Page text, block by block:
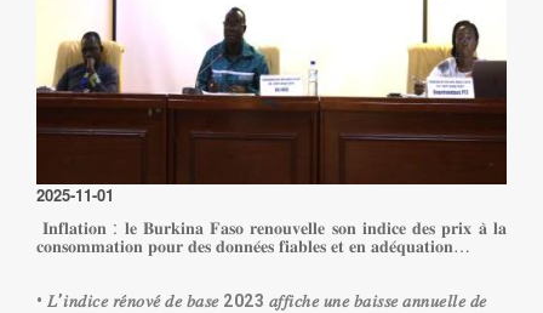
2025-11-01
𝐈𝐧𝐟𝐥𝐚𝐭𝐢𝐨𝐧 : 𝐥𝐞 𝐁𝐮𝐫𝐤𝐢𝐧𝐚 𝐅𝐚𝐬𝐨 𝐫𝐞𝐧𝐨𝐮𝐯𝐞𝐥𝐥𝐞 𝐬𝐨𝐧 𝐢𝐧𝐝𝐢𝐜𝐞 𝐝𝐞𝐬 𝐩𝐫𝐢𝐱 𝐚̀ 𝐥𝐚
𝐜𝐨𝐧𝐬𝐨𝐦𝐦𝐚𝐭𝐢𝐨𝐧 𝐩𝐨𝐮𝐫 𝐝𝐞𝐬 𝐝𝐨𝐧𝐧𝐞́𝐞𝐬 𝐟𝐢𝐚𝐛𝐥𝐞𝐬 𝐞𝐭 𝐞𝐧 𝐚𝐝𝐞́𝐪𝐮𝐚𝐭𝐢𝐨𝐧…
• 𝐿’𝑖𝑛𝑑𝑖𝑐𝑒 𝑟𝑒́𝑛𝑜𝑣𝑒́ 𝑑𝑒 𝑏𝑎𝑠𝑒 2023 𝑎𝑓𝑓𝑖𝑐ℎ𝑒 𝑢𝑛𝑒 𝑏𝑎𝑖𝑠𝑠𝑒 𝑎𝑛𝑛𝑢𝑒𝑙𝑙𝑒 𝑑𝑒